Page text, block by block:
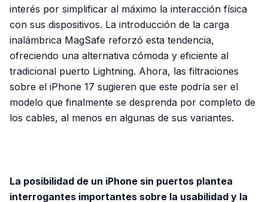
interés por simplificar al máximo la interacción física
con sus dispositivos. La introducción de la carga
inalámbrica MagSafe reforzó esta tendencia,
ofreciendo una alternativa cómoda y eficiente al
tradicional puerto Lightning. Ahora, las filtraciones
sobre el iPhone 17 sugieren que este podría ser el
modelo que finalmente se desprenda por completo de
los cables, al menos en algunas de sus variantes.
La posibilidad de un iPhone sin puertos plantea
interrogantes importantes sobre la usabilidad y la